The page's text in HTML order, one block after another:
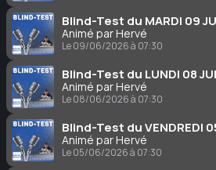
Blind-Test du MARDI 09
Animé par Hervé
Le 09/06/2026 à 07:30
Blind-Test du LUNDI 08
Animé par Hervé
Le 08/06/2026 à 07:30
Blind-Test du VENDREDI
Animé par Hervé
Le 05/06/2026 à 07:30